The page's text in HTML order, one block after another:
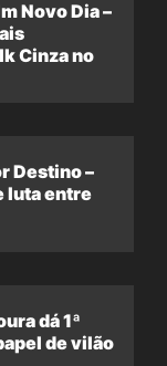
Novo Dia –
Cinza no
Destino –
luta entre
dá 1ª
de vilão